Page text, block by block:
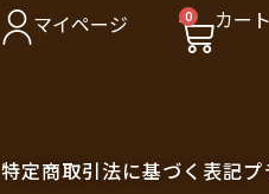
マイページ 0 カート
特定商取引法に基づく表記